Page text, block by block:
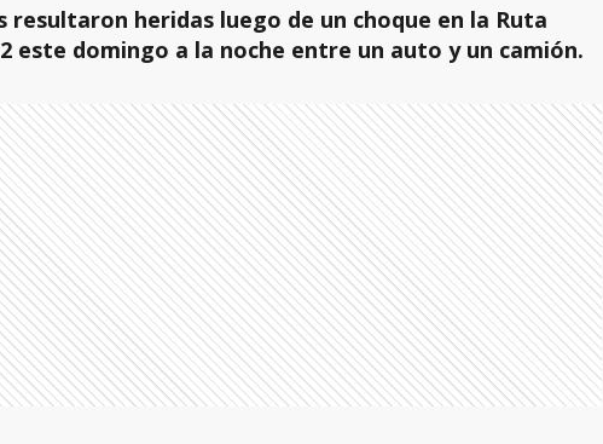
resultaron heridas luego de un choque en la Ruta
este domingo a la noche entre un auto y un camión.